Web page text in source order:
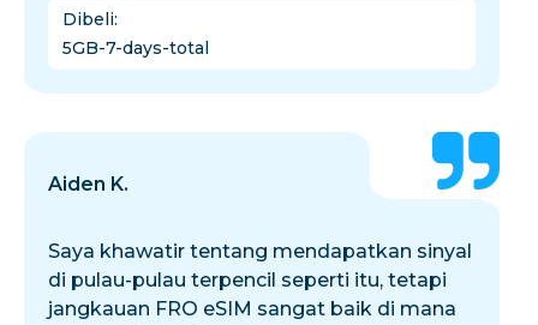
Dibeli:
5GB-7-days-total
Aiden K.
Saya khawatir tentang mendapatkan sinyal
di pulau-pulau terpencil seperti itu, tetapi
jangkauan FRO eSIM sangat baik di mana